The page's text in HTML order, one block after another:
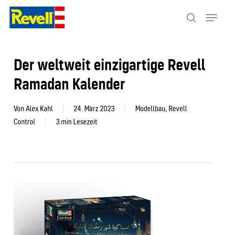
Skip
main
search
Menu
Der weltweit einzigartige Revell
Ramadan Kalender
VonAlex Kahl 24. März 2023 Modellbau, Revell
Control
3 min Lesezeit